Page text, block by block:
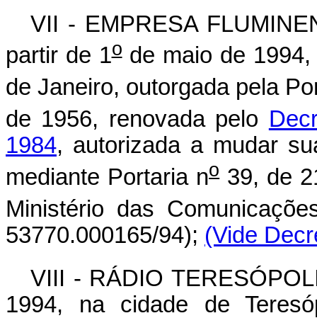
VII - EMPRESA
partir de 1ode maio de 1994,
de Janeiro, outorgada pela
de 1956, renovada pelo
1984, autorizada a mudar
mediante Portaria no39, de
Ministério das
53770.000165/94); (Vide
VIII - RÁDIO
1994, na cidade de